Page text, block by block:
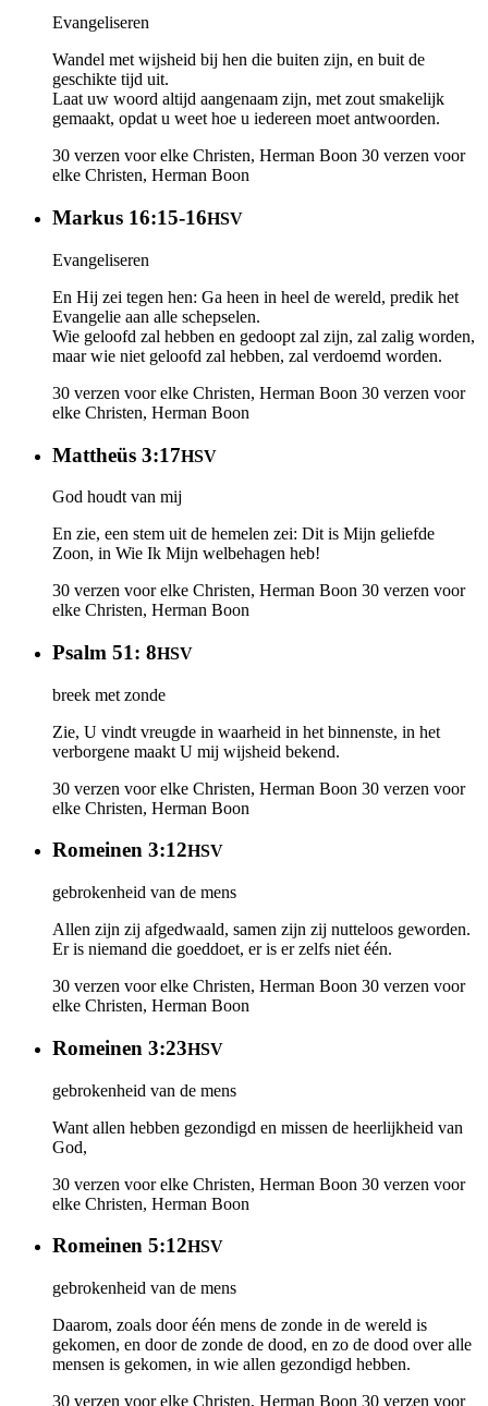
Evangeliseren
Wandel met wijsheid bij hen die buiten zijn, en buit de
geschikte tijd uit.
Laat uw woord altijd aangenaam zijn, met zout smakelijk
gemaakt, opdat u weet hoe u iedereen moet antwoorden.
30 verzen voor elke Christen, Herman Boon 30 verzen voor
elke Christen, Herman Boon
Markus 16:15-16HSV
Evangeliseren
En Hij zei tegen hen: Ga heen in heel de wereld, predik het
Evangelie aan alle schepselen.
Wie geloofd zal hebben en gedoopt zal zijn, zal zalig worden,
maar wie niet geloofd zal hebben, zal verdoemd worden.
30 verzen voor elke Christen, Herman Boon 30 verzen voor
elke Christen, Herman Boon
Mattheüs 3:17HSV
God houdt van mij
En zie, een stem uit de hemelen zei: Dit is Mijn geliefde
Zoon, in Wie Ik Mijn welbehagen heb!
30 verzen voor elke Christen, Herman Boon 30 verzen voor
elke Christen, Herman Boon
Psalm 51: 8HSV
breek met zonde
Zie, U vindt vreugde in waarheid in het binnenste, in het
verborgene maakt U mij wijsheid bekend.
30 verzen voor elke Christen, Herman Boon 30 verzen voor
elke Christen, Herman Boon
Romeinen 3:12HSV
gebrokenheid van de mens
Allen zijn zij afgedwaald, samen zijn zij nutteloos geworden.
Er is niemand die goeddoet, er is er zelfs niet één.
30 verzen voor elke Christen, Herman Boon 30 verzen voor
elke Christen, Herman Boon
Romeinen 3:23HSV
gebrokenheid van de mens
Want allen hebben gezondigd en missen de heerlijkheid van
God,
30 verzen voor elke Christen, Herman Boon 30 verzen voor
elke Christen, Herman Boon
Romeinen 5:12HSV
gebrokenheid van de mens
Daarom, zoals door één mens de zonde in de wereld is
gekomen, en door de zonde de dood, en zo de dood over alle
mensen is gekomen, in wie allen gezondigd hebben.
30 verzen voor elke Christen, Herman Boon 30 verzen voor